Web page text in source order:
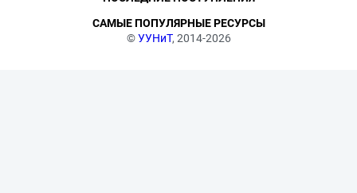
©УУНиТ, 2014-2026
САМЫЕ ПОПУЛЯРНЫЕ РЕСУРСЫ